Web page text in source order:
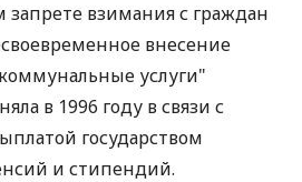
взимания с граждан
внесение
услуги"
в 1996 году в связи с
государством
и стипендий.